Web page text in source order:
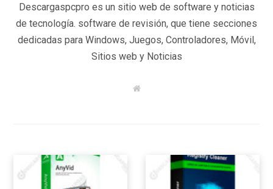
Descargaspcpro es un sitio web de software y noticias
de tecnología. software de revisión, que tiene secciones
dedicadas para Windows, Juegos, Controladores, Móvil,
Sitios web y Noticias
W